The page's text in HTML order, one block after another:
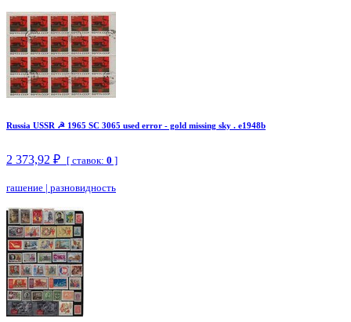
Russia USSR ☭ 1965 SC 3065 used error - gold missing sky . e1948b
2 373,92 ₽ [ ставок: 0 ]
гашение | разновидность